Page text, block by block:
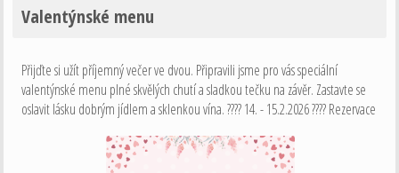
Valentýnské menu
Přijďte si užít příjemný večer ve dvou. Připravili jsme pro vás speciální
valentýnské menu plné skvělých chutí a sladkou tečku na závěr. Zastavte se
oslavit lásku dobrým jídlem a sklenkou vína. ???? 14. - 15.2.2026 ???? Rezervace